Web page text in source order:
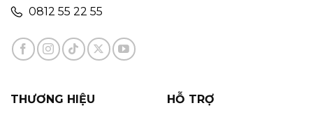
0812 55 22 55
THƯƠNG HIỆU HỖ TRỢ